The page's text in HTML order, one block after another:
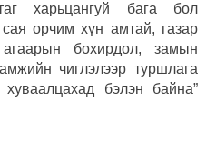
харьцангуй бага бол
орчим хүн амтай, газар
бохирдол, замын
чиглэлээр туршлага
бэлэн байна”